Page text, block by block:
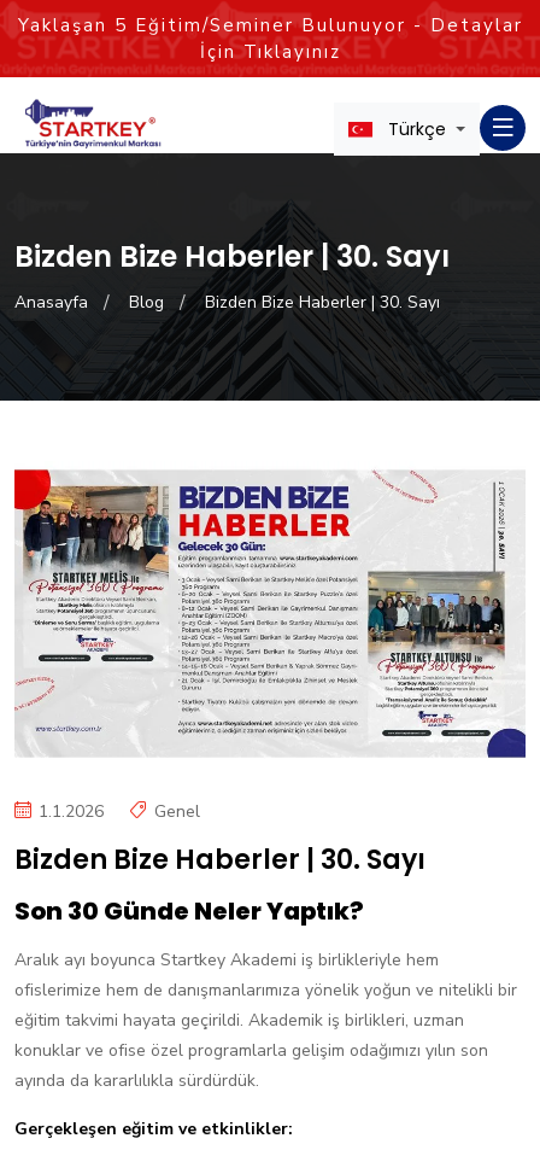
Yaklaşan 5 Eğitim/Seminer Bulunuyor - Detaylar
İçin Tıklayınız
Türkçe
Bizden Bize Haberler | 30. Sayı
Anasayfa Blog Bizden Bize Haberler | 30. Sayı
1.1.2026 Genel
Bizden Bize Haberler | 30. Sayı
Son 30 Günde Neler Yaptık?
Aralık ayı boyunca Startkey Akademi iş birlikleriyle hem
ofislerimize hem de danışmanlarımıza yönelik yoğun ve nitelikli bir
eğitim takvimi hayata geçirildi. Akademik iş birlikleri, uzman
konuklar ve ofise özel programlarla gelişim odağımızı yılın son
ayında da kararlılıkla sürdürdük.
Gerçekleşen eğitim ve etkinlikler: